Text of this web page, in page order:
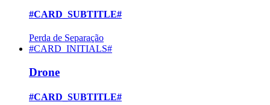
#CARD_SUBTITLE#
Perda de Separação
#CARD_INITIALS#
Drone
#CARD_SUBTITLE#